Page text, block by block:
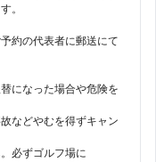
。
の代表者に郵送にて
になった場合や危険を
などやむを得ずキャン
必ずゴルフ場に